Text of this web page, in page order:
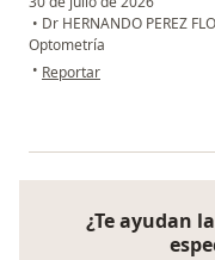
• Dr HERNANDO PEREZ
Optometría
• en opinión del usuario
Reportar
¿Te ayudan